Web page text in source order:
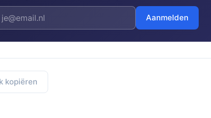
Aanmelden
kopiëren